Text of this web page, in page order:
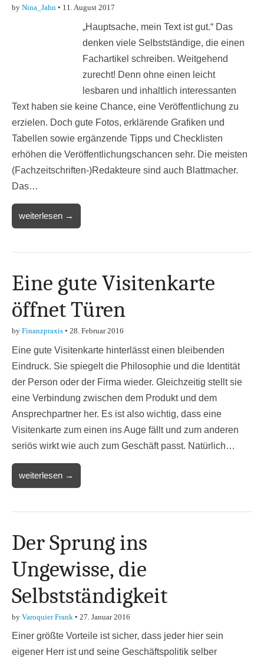
by Nina_Jahn • 11. August 2017
„Hauptsache, mein Text ist gut.“ Das
denken viele Selbstständige, die einen
Fachartikel schreiben. Weitgehend
zurecht! Denn ohne einen leicht
lesbaren und inhaltlich interessanten
Text haben sie keine Chance, eine Veröffentlichung zu
erzielen. Doch gute Fotos, erklärende Grafiken und
Tabellen sowie ergänzende Tipps und Checklisten
erhöhen die Veröffentlichungschancen sehr. Die meisten
(Fachzeitschriften-)Redakteure sind auch Blattmacher.
Das…
weiterlesen →
Eine gute Visitenkarte
öffnet Türen
by Finanzpraxis • 28. Februar 2016
Eine gute Visitenkarte hinterlässt einen bleibenden
Eindruck. Sie spiegelt die Philosophie und die Identität
der Person oder der Firma wieder. Gleichzeitig stellt sie
eine Verbindung zwischen dem Produkt und dem
Ansprechpartner her. Es ist also wichtig, dass eine
Visitenkarte zum einen ins Auge fällt und zum anderen
seriös wirkt wie auch zum Geschäft passt. Natürlich…
weiterlesen →
Der Sprung ins
Ungewisse, die
Selbstständigkeit
by Varoquier Frank • 27. Januar 2016
Einer größte Vorteile ist sicher, dass jeder hier sein
eigener Herr ist und seine Geschäftspolitik selber